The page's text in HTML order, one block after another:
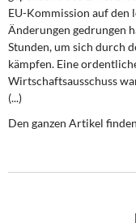
DIE LINKE
Weitere Themen
Memo-Gruppe
EU-Kommission auf den
Änderungen gedrungen
Stunden, um sich durch
kämpfen. Eine
Wirtschaftsausschuss
(...)
Den ganzen Artikel